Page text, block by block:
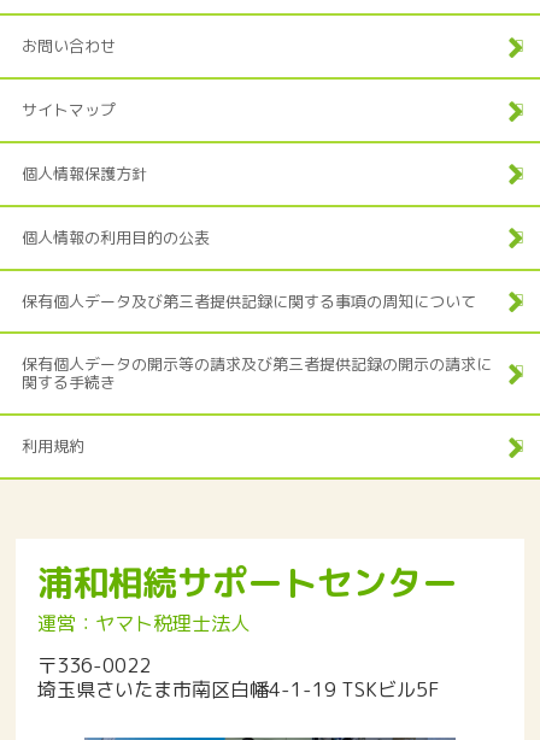
お問い合わせ
サイトマップ
個人情報保護方針
個人情報の利用目的の公表
保有個人データ及び第三者提供記録に関する事項の周知について
保有個人データの開示等の請求及び第三者提供記録の開示の請求に
関する手続き
利用規約
浦和相続サポートセンター
運営：ヤマト税理士法人
〒336-0022
埼玉県さいたま市南区白幡4-1-19 TSKビル5F